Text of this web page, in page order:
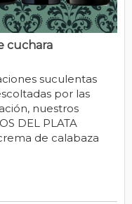
cuchara
suculentas
por las
nuestros
DEL PLATA
de calabaza